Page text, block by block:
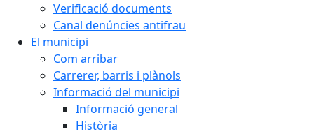
Verificació documents
Canal denúncies antifrau
El municipi
Com arribar
Carrerer, barris i plànols
Informació del municipi
Informació general
Història